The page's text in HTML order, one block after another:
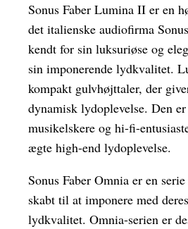
Sonus Faber Lumina II er en
det italienske audiofirma
kendt for sin luksuriøse og
sin imponerende lydkvalitet.
kompakt gulvhøjttaler, der
dynamisk lydoplevelse. Den
musikelskere og hi-fi-
ægte high-end lydoplevelse.
Sonus Faber Omnia er en
skabt til at imponere med
lydkvalitet. Omnia-serien er